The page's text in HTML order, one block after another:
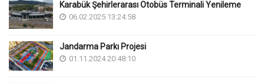
Karabük Şehirlerarası Otobüs Terminali Yenileme
06.02.2025 13:24:58
Jandarma Parkı Projesi
01.11.2024 20:48:10